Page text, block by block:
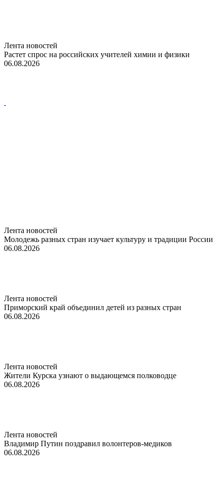
Лента новостей
Растет спрос на российских учителей химии и физики
06.08.2026
Лента новостей
Молодежь разных стран изучает культуру и традиции России
06.08.2026
Лента новостей
Приморский край объединил детей из разных стран
06.08.2026
Лента новостей
Жители Курска узнают о выдающемся полководце
06.08.2026
Лента новостей
Владимир Путин поздравил волонтеров-медиков
06.08.2026